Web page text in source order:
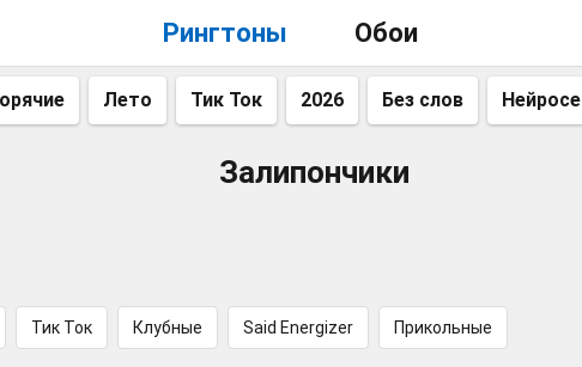
Рингтоны Обои
Лето Тик Ток 2026 Без слов
Залипончики
Тик Ток Клубные Said Energizer Прикольные